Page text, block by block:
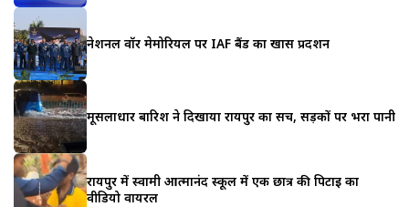
नेशनल वॉर मेमोरियल पर IAF बैंड का खास प्रदर्शन
मूसलाधार बारिश ने दिखाया रायपुर का सच, सड़कों पर भरा पानी
रायपुर में स्वामी आत्मानंद स्कूल में एक छात्र की पिटाई का
वीडियो वायरल